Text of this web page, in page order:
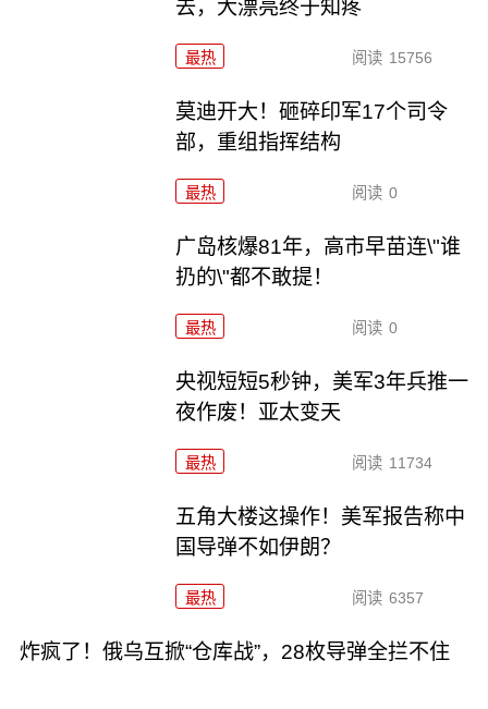
去，大漂亮终于知疼
最热 阅读 15756
莫迪开大！砸碎印军17个司令
部，重组指挥结构
最热 阅读 0
广岛核爆81年，高市早苗连\"谁
扔的\"都不敢提！
最热 阅读 0
央视短短5秒钟，美军3年兵推一
夜作废！亚太变天
最热 阅读 11734
五角大楼这操作！美军报告称中
国导弹不如伊朗？
最热 阅读 6357
炸疯了！俄乌互掀“仓库战”，28枚导弹全拦不住